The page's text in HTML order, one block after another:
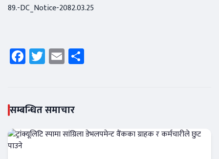
89.-DC_Notice-2082.03.25
Facebook
Twitter
Email
सम्बन्धित समाचार